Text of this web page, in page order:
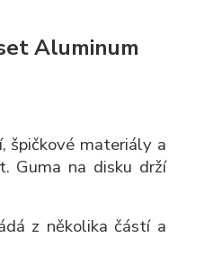
Aluminum
špičkové materiály a
Guma na disku drží
z několika částí a